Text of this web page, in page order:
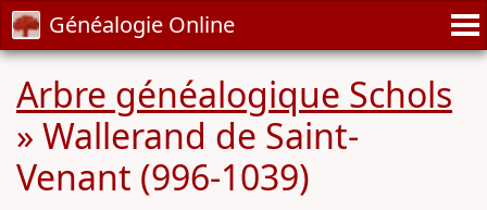
Généalogie Online
Arbre généalogique Schols
» Wallerand de Saint-
Venant (996-1039)